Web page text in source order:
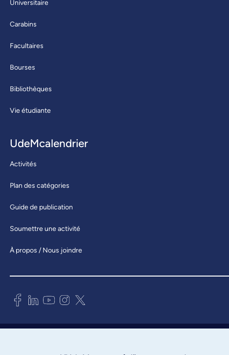
Universitaire
Carabins
Facultaires
Bourses
Bibliothèques
Vie étudiante
UdeMcalendrier
Activités
Plan des catégories
Guide de publication
Soumettre une activité
À propos / Nous joindre
Bureau des communications et